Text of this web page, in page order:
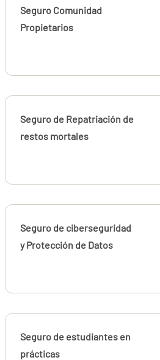
Seguro Comunidad
Propietarios
Seguro de Repatriación de
restos mortales
Seguro de ciberseguridad
y Protección de Datos
Seguro de estudiantes en
prácticas